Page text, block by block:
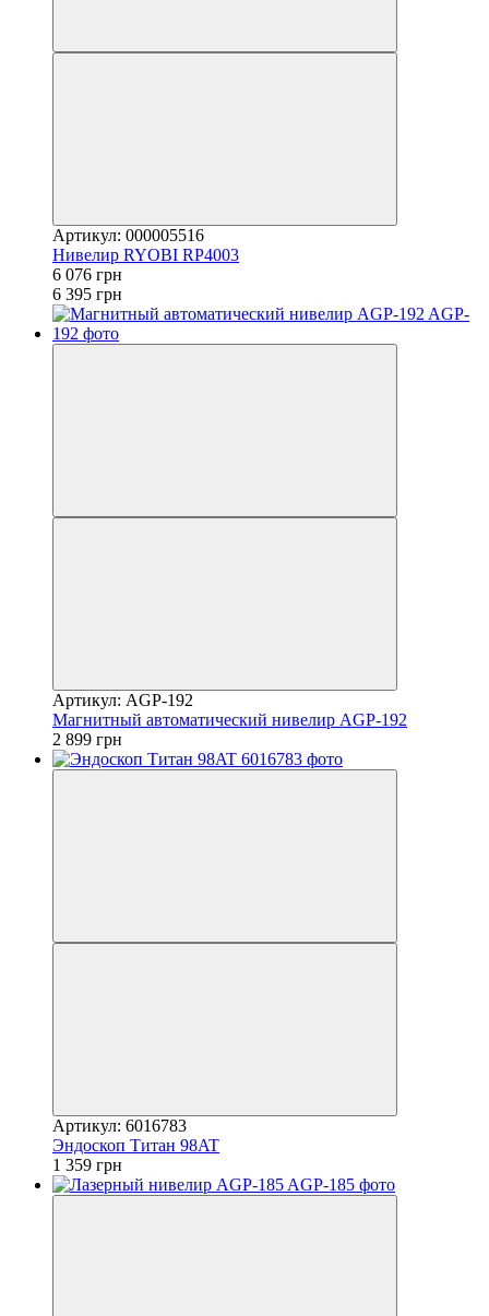
Артикул: 000005516
Нивелир RYOBI RP4003
6 076 грн
6 395 грн
Артикул: AGP-192
Магнитный автоматический нивелир AGP-192
2 899 грн
Артикул: 6016783
Эндоскоп Титан 98AT
1 359 грн